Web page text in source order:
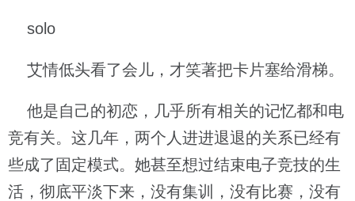
solo
艾情低头看了会儿，才笑著把卡片塞给滑梯。
他是自己的初恋，几乎所有相关的记忆都和电
竞有关。这几年，两个人进进退退的关系已经有
些成了固定模式。她甚至想过结束电子竞技的生
活，彻底平淡下来，没有集训，没有比赛，没有